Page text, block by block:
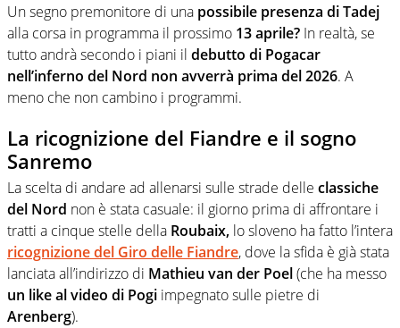
Un segno premonitore di una possibile presenza di Tadej
alla corsa in programma il prossimo 13 aprile? In realtà, se
tutto andrà secondo i piani il debutto di Pogacar
nell’inferno del Nord non avverrà prima del 2026. A
meno che non cambino i programmi.
La ricognizione del Fiandre e il sogno
Sanremo
La scelta di andare ad allenarsi sulle strade delle classiche
del Nord non è stata casuale: il giorno prima di affrontare i
tratti a cinque stelle della Roubaix, lo sloveno ha fatto l’intera
ricognizione del Giro delle Fiandre, dove la sfida è già stata
lanciata all’indirizzo di Mathieu van der Poel(che ha messo
un likeal video di Pogi impegnato sulle pietre di
Arenberg).